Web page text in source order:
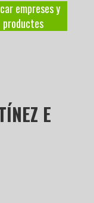
empreses y
productes
E